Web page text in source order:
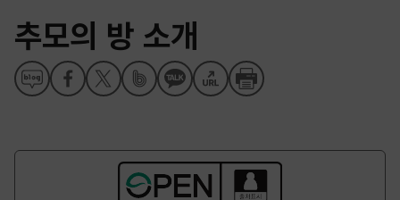
추모의 방 소개